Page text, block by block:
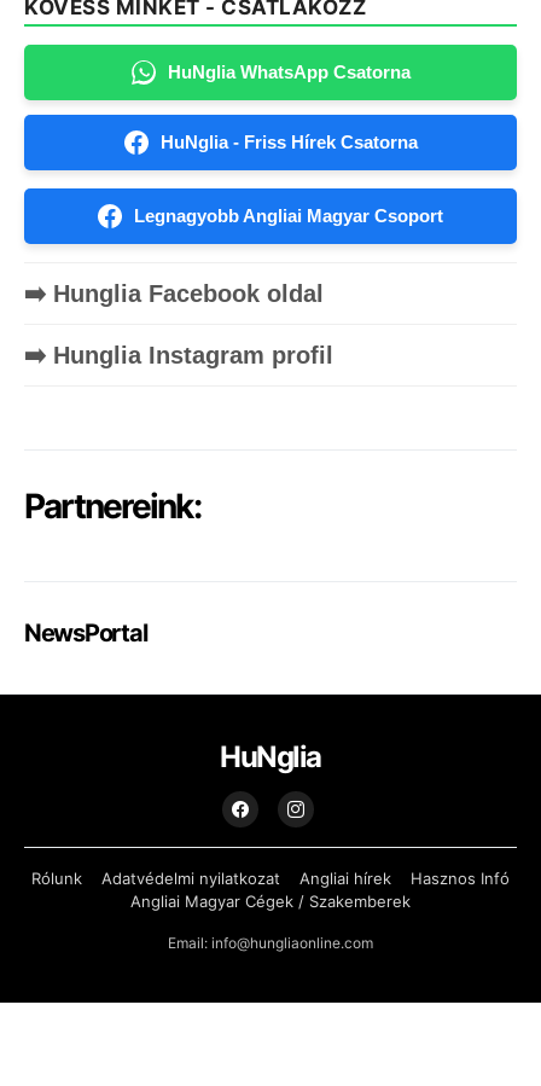
KÖVESS MINKET - CSATLAKOZZ
HuNglia WhatsApp Csatorna
HuNglia - Friss Hírek Csatorna
Legnagyobb Angliai Magyar Csoport
➡️ Hunglia Facebook oldal
➡️ Hunglia Instagram profil
Partnereink:
NewsPortal
HuNglia
Rólunk Adatvédelmi nyilatkozat Angliai hírek
Hasznos Infó
Angliai Magyar Cégek / Szakemberek
Email: info@hungliaonline.com